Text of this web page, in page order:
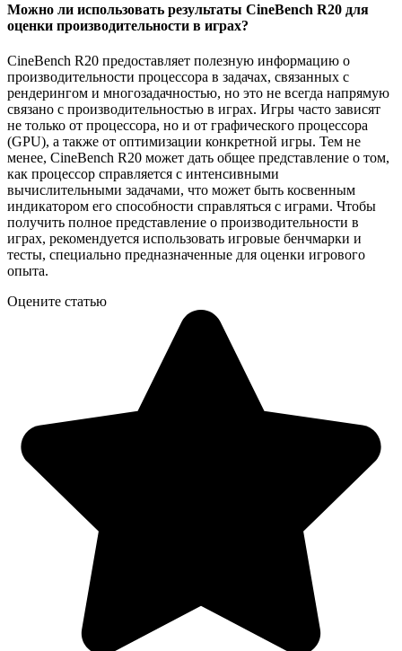
Можно ли использовать результаты CineBench R20 для
оценки производительности в играх?
CineBench R20 предоставляет полезную информацию о
производительности процессора в задачах, связанных с
рендерингом и многозадачностью, но это не всегда напрямую
связано с производительностью в играх. Игры часто зависят
не только от процессора, но и от графического процессора
(GPU), а также от оптимизации конкретной игры. Тем не
менее, CineBench R20 может дать общее представление о том,
как процессор справляется с интенсивными
вычислительными задачами, что может быть косвенным
индикатором его способности справляться с играми. Чтобы
получить полное представление о производительности в
играх, рекомендуется использовать игровые бенчмарки и
тесты, специально предназначенные для оценки игрового
опыта.
Оцените статью